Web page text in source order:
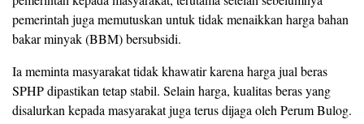
pemerintah juga memutuskan untuk tidak menaikkan harga bahan
bakar minyak (BBM) bersubsidi.
Ia meminta masyarakat tidak khawatir karena harga jual beras
SPHP dipastikan tetap stabil. Selain harga, kualitas beras yang
disalurkan kepada masyarakat juga terus dijaga oleh Perum Bulog.